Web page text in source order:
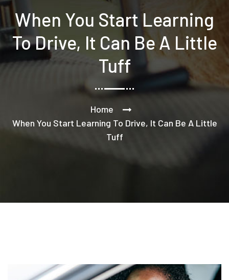
When You Start Learning
To Drive, It Can Be A Little
Tuff
Home
When You Start Learning To Drive, It Can Be A Little
Tuff